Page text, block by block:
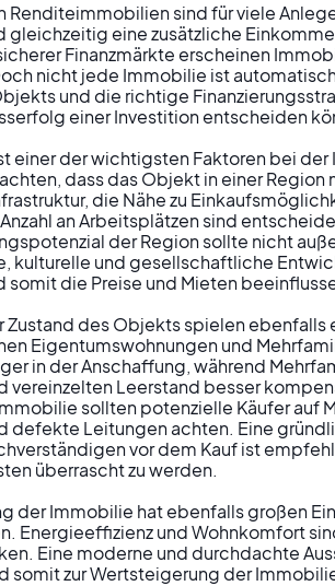
Renditeimmobilien sind für viele
gleichzeitig eine zusätzliche
Finanzmärkte erscheinen
nicht jede Immobilie ist
und die richtige
einer Investition entscheiden
einer der wichtigsten Faktoren bei
dass das Objekt in einer
die Nähe zu
an Arbeitsplätzen sind
der Region sollte nicht
kulturelle und gesellschaftliche
somit die Preise und Mieten
Zustand des Objekts spielen
Eigentumswohnungen und
in der Anschaffung, während
vereinzelten Leerstand besser
sollten potenzielle Käufer auf
defekte Leitungen achten. Eine
vor dem Kauf ist
überrascht zu werden.
der Immobilie hat ebenfalls großen
Energieeffizienz und Wohnkomfort
Eine moderne und durchdachte
somit zur Wertsteigerung der